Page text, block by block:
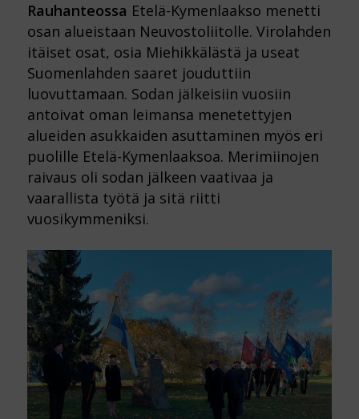
Rauhanteossa Etelä-Kymenlaakso menetti
osan alueistaan Neuvostoliitolle. Virolahden
itäiset osat, osia Miehikkälästä ja useat
Suomenlahden saaret jouduttiin
luovuttamaan. Sodan jälkeisiin vuosiin
antoivat oman leimansa menetettyjen
alueiden asukkaiden asuttaminen myös eri
puolille Etelä-Kymenlaaksoa. Merimiinojen
raivaus oli sodan jälkeen vaativaa ja
vaarallista työtä ja sitä riitti
vuosikymmeniksi.